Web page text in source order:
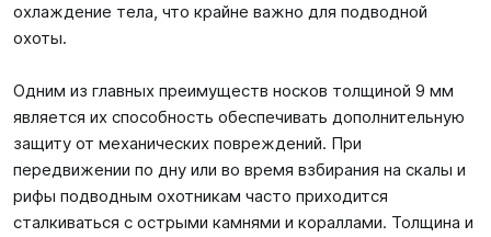
охлаждение тела, что крайне важно для подводной
охоты.
Одним из главных преимуществ носков толщиной 9 мм
является их способность обеспечивать дополнительную
защиту от механических повреждений. При
передвижении по дну или во время взбирания на скалы и
рифы подводным охотникам часто приходится
сталкиваться с острыми камнями и кораллами. Толщина и